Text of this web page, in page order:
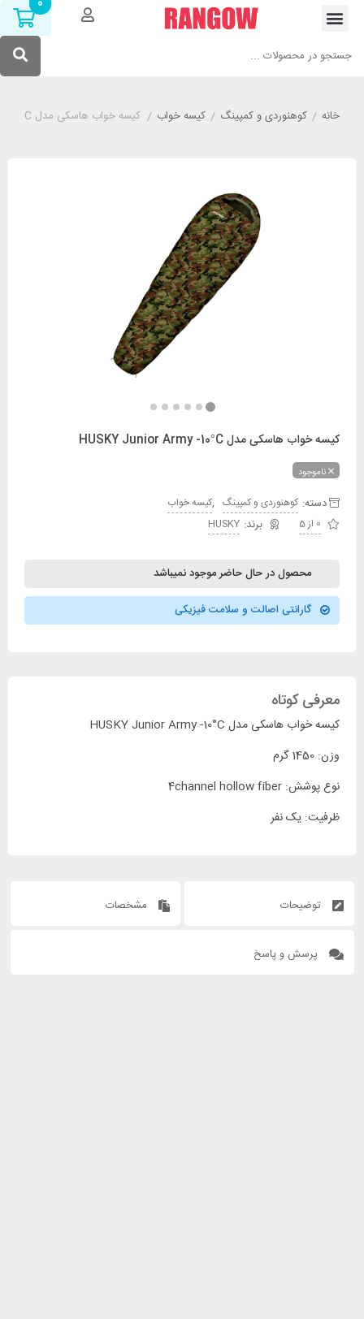
خانه/ کوهنوردی و کمپینگ/ کیسه خواب/ کیسه خواب هاسکی مدل HUSKY Junior Army -10°C
کیسه خواب هاسکی مدل HUSKY Junior Army -10°C
ناموجود
دسته: کوهنوردی و کمپینگ
کیسه خواب
0 از 5
HUSKY
محصول در حال حاضر موجود نمیباشد
گارانتی اصالت و سلامت فیزیکی
معرفی کوتاه
کیسه خواب هاسکی مدل HUSKY Junior Army -10°C
وزن: 1450 گرم
نوع پوشش: 4channel hollow fiber
ظرفیت: یک نفر
توضیحات مشخصات
پرسش و پاسخ